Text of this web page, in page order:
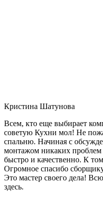
Кристина Шатунова
Всем, кто еще выбирает
советую Кухни мол! Не
спальню. Начиная с
монтажом никаких
быстро и качественно. К
Огромное спасибо
Это мастер своего дела!
здесь.